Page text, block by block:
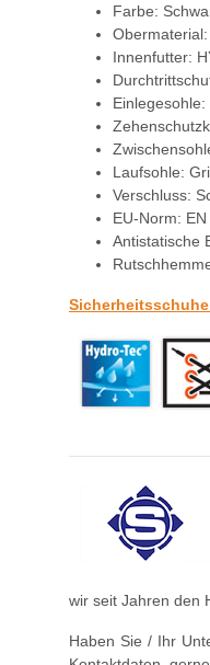
Farbe:
Innenfutter:
Laufsohle:
Verschluss:
EU-Norm:
Antistatische
wir seit Jahren den
Haben Sie / Ihr